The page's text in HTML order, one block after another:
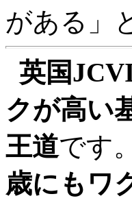
がある」
英国
クが高い
王道です
歳にもワ